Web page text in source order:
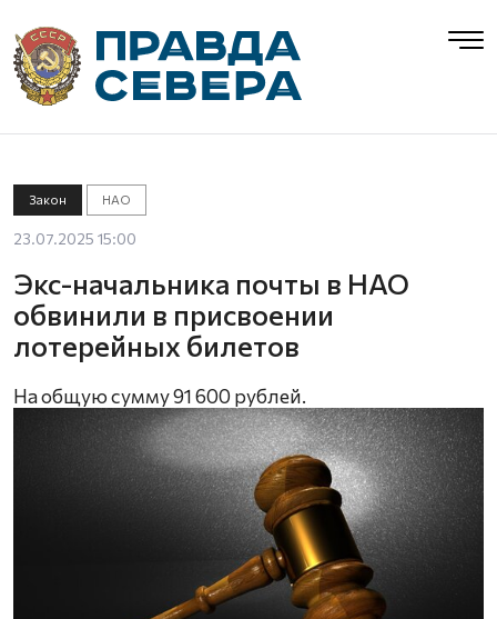
Закон НАО
23.07.2025 15:00
Экс-начальника почты в НАО
обвинили в присвоении
лотерейных билетов
На общую сумму 91 600 рублей.